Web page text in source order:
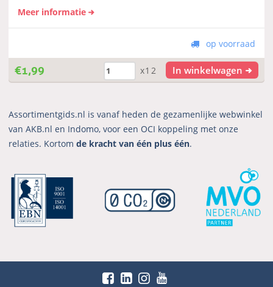
Meer informatie
op voorraad
€1,99 x12 In winkelwagen
Assortimentgids.nl is vanaf heden de gezamenlijke webwinkel
van AKB.nl en Indomo, voor een OCI koppeling met onze
relaties. Kortomde kracht van één plus één.